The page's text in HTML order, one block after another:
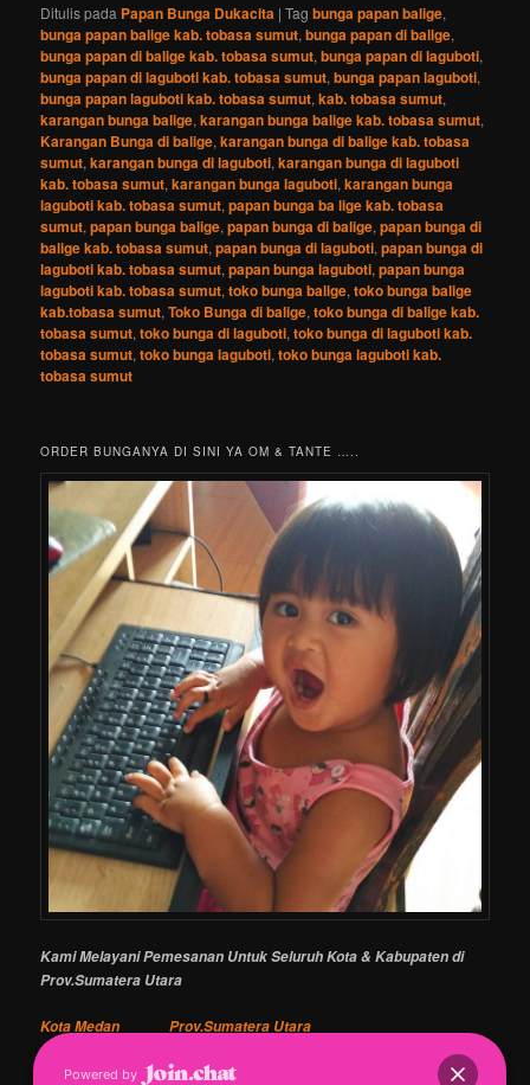
Ditulis pada Papan Bunga Dukacita |Tag bunga papan balige,
bunga papan balige kab. tobasa sumut,bunga papan di balige,
bunga papan di balige kab. tobasa sumut,bunga papan di laguboti,
bunga papan di laguboti kab. tobasa sumut,bunga papan laguboti,
bunga papan laguboti kab. tobasa sumut,kab. tobasa sumut,
karangan bunga balige,karangan bunga balige kab. tobasa sumut,
Karangan Bunga di balige,karangan bunga di balige kab. tobasa
sumut,karangan bunga di laguboti,karangan bunga di laguboti
kab. tobasa sumut,karangan bunga laguboti,karangan bunga
laguboti kab. tobasa sumut,papan bunga ba lige kab. tobasa
sumut,papan bunga balige,papan bunga di balige,papan bunga di
balige kab. tobasa sumut,papan bunga di laguboti,papan bunga di
laguboti kab. tobasa sumut,papan bunga laguboti,papan bunga
laguboti kab. tobasa sumut,toko bunga balige,toko bunga balige
kab.tobasa sumut,Toko Bunga di balige,toko bunga di balige kab.
tobasa sumut,toko bunga di laguboti,toko bunga di laguboti kab.
tobasa sumut,toko bunga laguboti,toko bunga laguboti kab.
tobasa sumut
ORDER BUNGANYA DI SINI YA OM & TANTE …..
Kami Melayani Pemesanan Untuk Seluruh Kota & Kabupaten di
Prov.Sumatera Utara
Kota Medan Prov.Sumatera Utara
Kota Binjai Prov.Sumatera Utara
Powered by